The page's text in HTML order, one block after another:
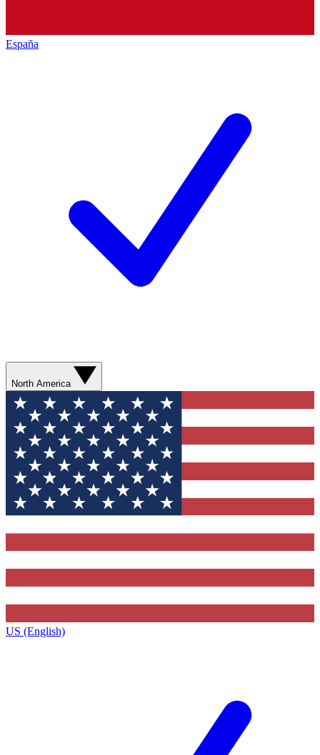
España
North America
US (English)